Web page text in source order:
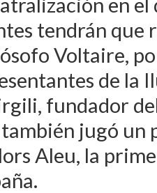
tendrán que
Voltaire,
de la
fundador
jugó un
Aleu, la